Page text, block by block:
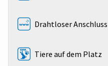
Drahtloser
Tiere auf dem Platz